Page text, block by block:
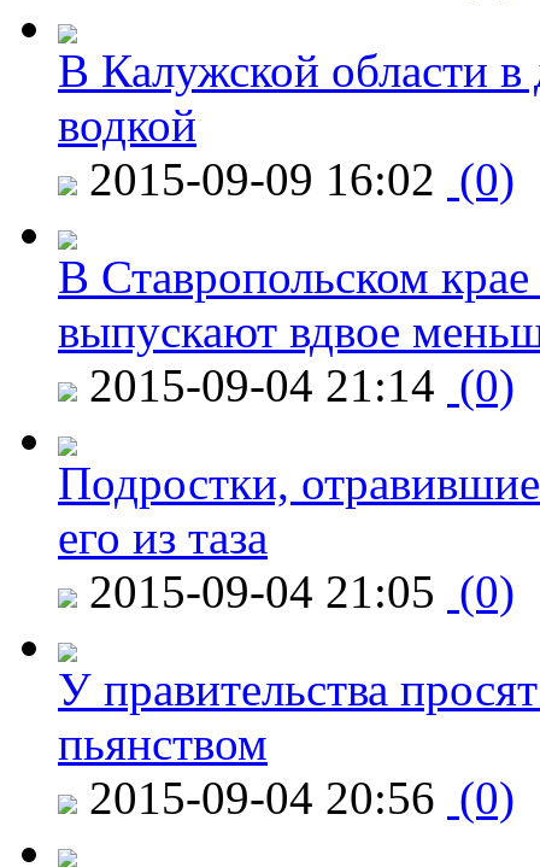
В Калужской области в
водкой
2015-09-09 16:02 (0)
В Ставропольском
выпускают вдвое
2015-09-04 21:14 (0)
Подростки,
его из таза
2015-09-04 21:05 (0)
У правительства
пьянством
2015-09-04 20:56 (0)